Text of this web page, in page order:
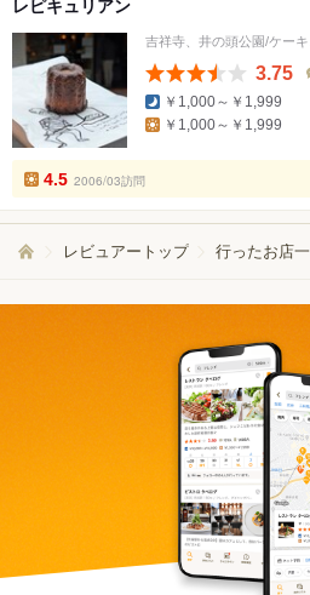
レピキュリアン
吉祥寺、井の頭公園/ケーキ
3.75
￥1,000～￥1,999
￥1,000～￥1,999
4.5 2006/03訪問
レビュアートップ 行ったお店